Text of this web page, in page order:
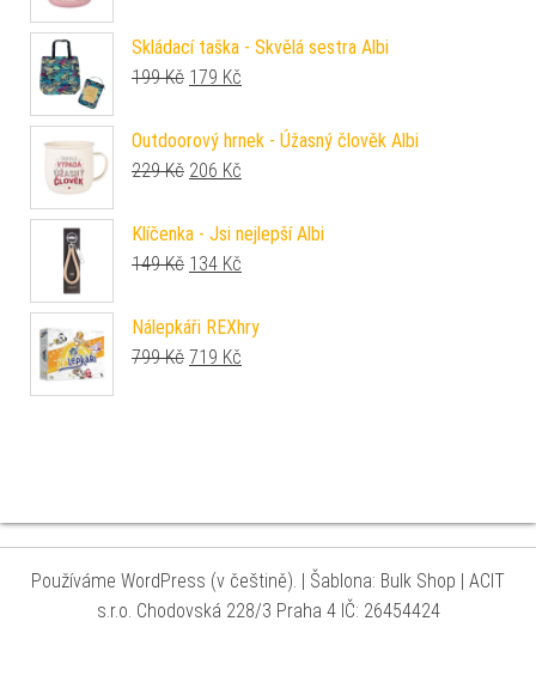
Skládací taška - Skvělá sestra Albi
199Kč Původní cena byla: 199 Kč.
179 Kč
Outdoorový hrnek - Úžasný člověk Albi
229Kč Původní cena byla: 229 Kč.
206 Kč
Klíčenka - Jsi nejlepší Albi
149Kč Původní cena byla: 149 Kč.
134 Kč
Nálepkáři REXhry
799Kč Původní cena byla: 799 Kč.
719 Kč
Používáme WordPress (v češtině). Šablona: Bulk Shop
| ACIT
s.r.o. Chodovská 228/3 Praha 4 IČ: 26454424